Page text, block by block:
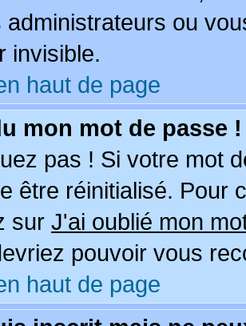
administrateurs ou
invisible.
haut de page
mon mot de passe !
pas ! Si votre mot
être réinitialisé. Pour
sur J'ai oublié mon
pouvoir vous
haut de page